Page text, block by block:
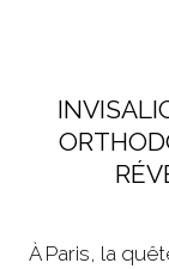
À Paris, la